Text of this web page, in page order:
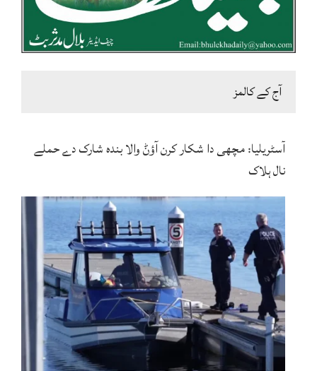
آج کے کالمز
آسٹریلیا: مچھی دا شکار کرن آؤݨ والا بندہ شارک دے حملے
نال ہلاک